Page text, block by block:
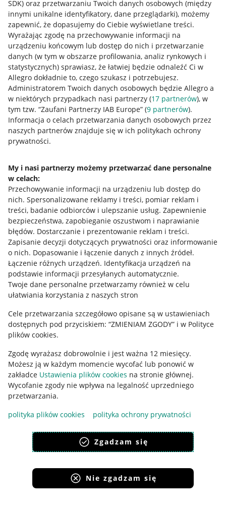
SDK) oraz przetwarzaniu Twoich danych osobowych (między
innymi unikalne identyfikatory, dane przeglądarki), możemy
zapewnić, że dopasujemy do Ciebie wyświetlane treści.
Wyrażając zgodę na przechowywanie informacji na
urządzeniu końcowym lub dostęp do nich i przetwarzanie
danych (w tym w obszarze profilowania, analiz rynkowych i
statystycznych) sprawiasz, że łatwiej będzie odnaleźć Ci w
Allegro dokładnie to, czego szukasz i potrzebujesz.
Administratorem Twoich danych osobowych będzie Allegro a
w niektórych przypadkach nasi partnerzy (17 partnerów), w
tym tzw. “Zaufani Partnerzy IAB Europe” (9 partnerów).
Informacja o celach przetwarzania danych osobowych przez
naszych partnerów znajduje się w ich politykach ochrony
prywatności.
My i nasi partnerzy możemy przetwarzać dane personalne
w celach:
Przechowywanie informacji na urządzeniu lub dostęp do
nich. Spersonalizowane reklamy i treści, pomiar reklam i
treści, badanie odbiorców i ulepszanie usług. Zapewnienie
bezpieczeństwa, zapobieganie oszustwom i naprawianie
błędów. Dostarczanie i prezentowanie reklam i treści.
Zapisanie decyzji dotyczących prywatności oraz informowanie
o nich. Dopasowanie i łączenie danych z innych źródeł.
Łączenie różnych urządzeń. Identyfikacja urządzeń na
podstawie informacji przesyłanych automatycznie.
Twoje dane personalne przetwarzamy również w celu
ułatwiania korzystania z naszych stron
Cele przetwarzania szczegółowo opisane są w ustawieniach
dostępnych pod przyciskiem: “ZMIENIAM ZGODY” i w Polityce
plików cookies.
Zgodę wyrażasz dobrowolnie i jest ważna 12 miesięcy.
Możesz ją w każdym momencie wycofać lub ponowić w
zakładce Ustawienia plików cookies na stronie głównej.
Wycofanie zgody nie wpływa na legalność uprzedniego
przetwarzania.
polityka plików cookies
polityka ochrony prywatności
Zgadzam się
Nie zgadzam się
Przydatne informacje
Jak to działa
Allegro Gadane dla sprzedających
Allegro Gadane dla kupujących
Mapa miejscowości
Informacje prawne
Regulamin
Polityka plików "cookies"
Ustawienia plików "cookies"
Udostępnianie lokalizacji
Informacje dla Aktu o Usługach Cyfrowych
Pobierz aplikację
Korzystanie z serwisu oznacza akceptacjęregulaminu